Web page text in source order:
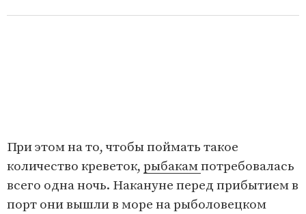
При этом на то, чтобы поймать такое
количество креветок, рыбакампотребовалась
всего одна ночь. Накануне перед прибытием в
порт они вышли в море на рыболовецком